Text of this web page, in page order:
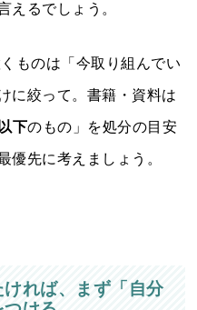
えるでしょう。
ものは「今取り組んでい
に絞って。書籍・資料は
下のもの」を処分の目安
優先に考えましょう。
れば、まず「自分